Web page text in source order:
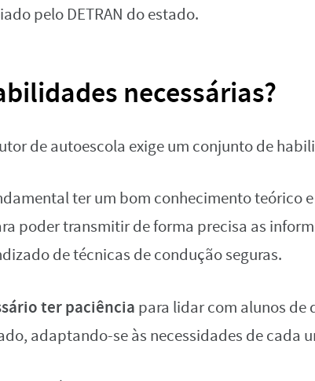
pelo DETRAN do estado.
necessárias?
de autoescola exige um conjunto de
ter um bom conhecimento teórico
poder transmitir de forma precisa as
de técnicas de condução seguras.
ter paciência para lidar com alunos de
adaptando-se às necessidades de cada